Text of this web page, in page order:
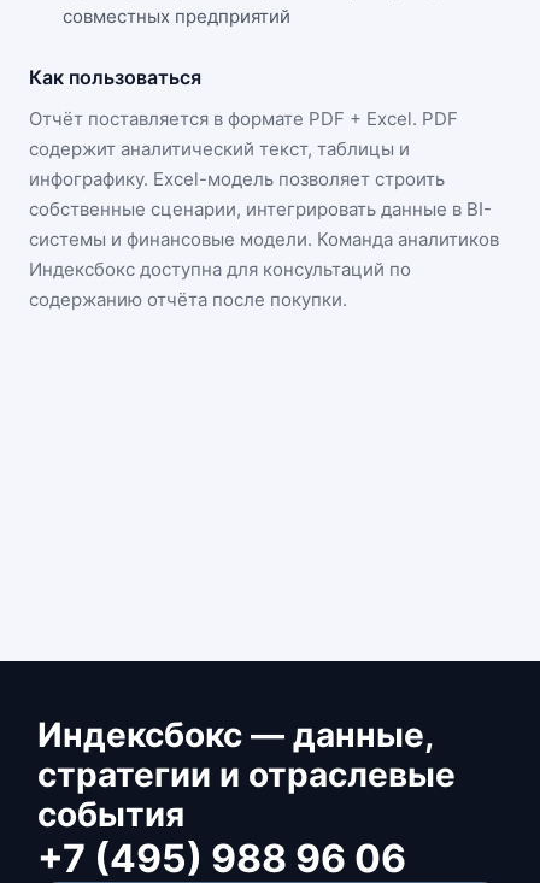
совместных предприятий
Как пользоваться
Отчёт поставляется в формате PDF + Excel. PDF
содержит аналитический текст, таблицы и
инфографику. Excel-модель позволяет строить
собственные сценарии, интегрировать данные в BI-
системы и финансовые модели. Команда аналитиков
Индексбокс доступна для консультаций по
содержанию отчёта после покупки.
Индексбокс — данные,
стратегии и отраслевые
события
+7 (495) 988 96 06